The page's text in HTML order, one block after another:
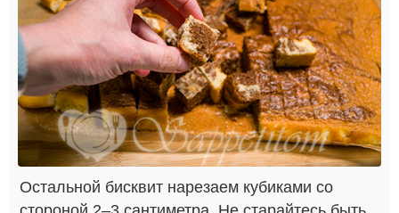
Остальной бисквит нарезаем кубиками со